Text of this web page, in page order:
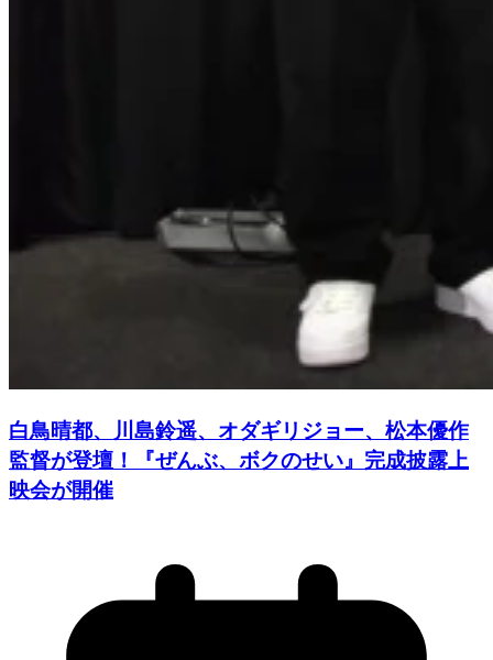
白鳥晴都、川島鈴遥、オダギリジョー、松本優作
監督が登壇！『ぜんぶ、ボクのせい』完成披露上
映会が開催